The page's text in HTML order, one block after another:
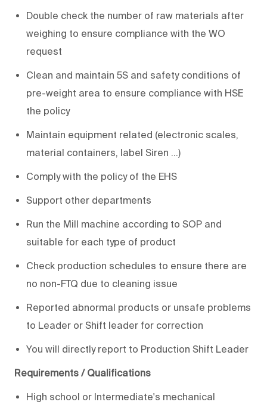
Double check the number of raw materials after
weighing to ensure compliance with the WO
request
Clean and maintain 5S and safety conditions of
pre-weight area to ensure compliance with HSE
the policy
Maintain equipment related (electronic scales,
material containers, label Siren ...)
Comply with the policy of the EHS
Support other departments
Run the Mill machine according to SOP and
suitable for each type of product
Check production schedules to ensure there are
no non-FTQ due to cleaning issue
Reported abnormal products or unsafe problems
to Leader or Shift leader for correction
You will directly report to Production Shift Leader
Requirements / Qualifications
High school or Intermediate's mechanical